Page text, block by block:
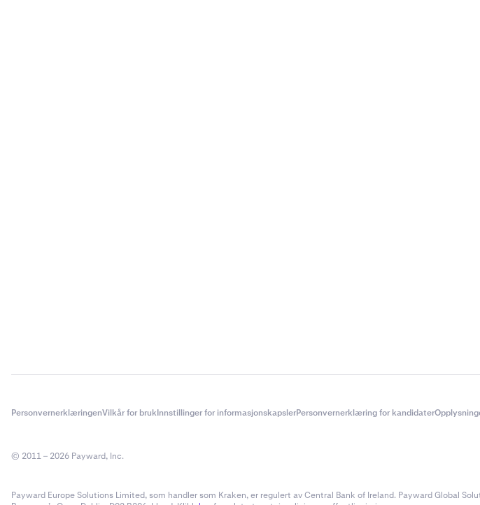
PersonvernerklæringenVilkår for brukInnstillinger for informasjonskapslerPersonvernerklæring for kandidater
© 2011 – 2026 Payward, Inc.
Payward Europe Solutions Limited, som handler som Kraken, er regulert av Central Bank of Ireland. Payward Global